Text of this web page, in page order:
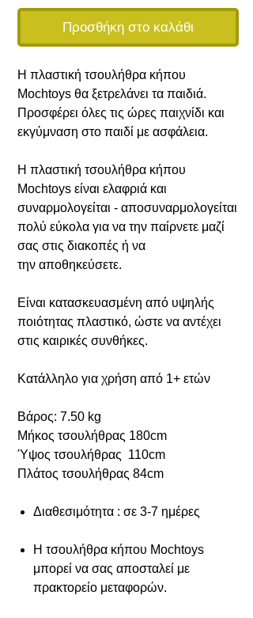
Προσθήκη στο καλάθι
H πλαστική τσουλήθρα κήπου
Mochtoys θα ξετρελάνει τα παιδιά.
Προσφέρει όλες τις ώρες παιχνίδι και
εκγύμναση στο παιδί με ασφάλεια.
H πλαστική τσουλήθρα κήπου
Mochtoys είναι ελαφριά και
συναρμολογείται - αποσυναρμολογείται
πολύ εύκολα για να την παίρνετε μαζί
σας στις διακοπές ή να
την αποθηκεύσετε.
Είναι κατασκευασμένη από υψηλής
ποιότητας πλαστικό, ώστε να αντέχει
στις καιρικές συνθήκες.
Κατάλληλο για χρήση από 1+ ετών
Βάρος: 7.50 kg
Μήκος τσουλήθρας 180cm
Ύψος τσουλήθρας 110cm
Πλάτος τσουλήθρας 84cm
Διαθεσιμότητα : σε 3-7 ημέρες
Η τσουλήθρα κήπου Mochtoys
μπορεί να σας αποσταλεί με
πρακτορείο μεταφορών.